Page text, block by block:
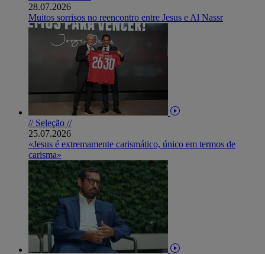
28.07.2026
Muitos sorrisos no reencontro entre Jesus e Al Nassr
// Seleção //
25.07.2026
«Jesus é extremamente carismático, único em termos de
carisma»